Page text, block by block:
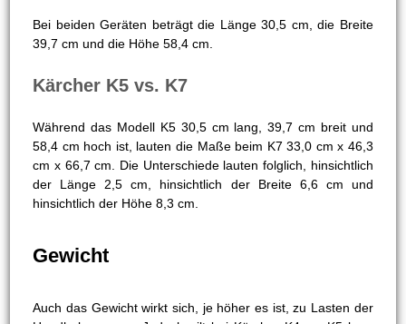
Maße
Handhabung, erbringen dafür jedoch oft auch eine
vs. K5 tritt dieser Umstand zwar nicht zutage, bei Kärcher
K5 vs. K7 allerdings schon.
Kärcher K4 vs. K5
39,7 cm und die Höhe 58,4 cm.